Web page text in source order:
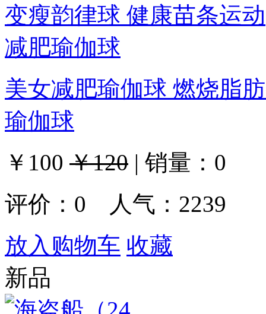
美女减肥瑜伽球 燃烧脂
瑜伽球
￥100 ￥120 | 销量： 0
评价： 0 人气：2239
放入购物车 收藏
新品